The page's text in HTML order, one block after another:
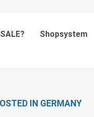
Shopsystem
IN GERMANY